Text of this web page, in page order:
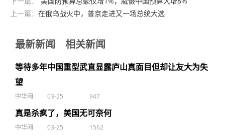
上一篇： 在俄乌战火中，普京走进又一场总统大选
最新新闻 相关新闻
等待多年中国重型武直显露庐山真面目但却让友大为失
望
中华网 03-25 947
真是杀疯了，美国无可奈何
中华网 03-25 1562